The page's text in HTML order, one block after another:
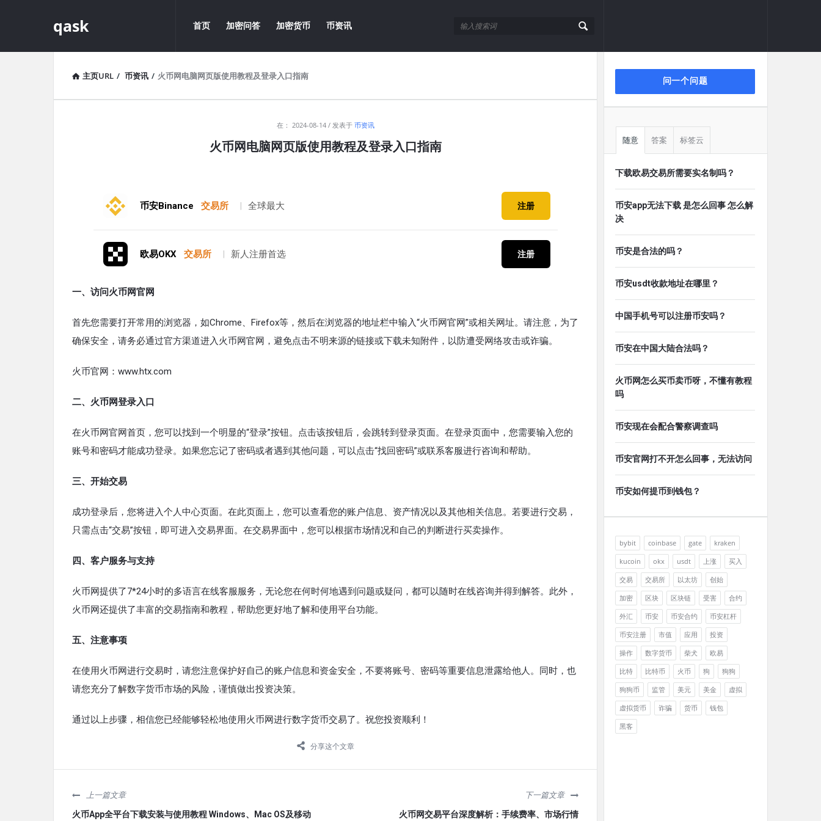
qask
导
航
首页 加密问答 加密货币 币资讯
主页URL / 币资讯 / 火币网电脑网页版使用教程及登录入口指南
在： 2024-08-14 发表于 币资讯
火币网电脑网页版使用教程及登录入口指南
币安Binance 交易所 | 全球最大 注册
欧易OKX 交易所 | 新人注册首选 注册
一、访问火币网官网
首先您需要打开常用的浏览器，如Chrome、Firefox等，然后在浏览器的地址栏中输入“火币网官网”或相关网址。请注意，为了
确保安全，请务必通过官方渠道进入火币网官网，避免点击不明来源的链接或下载未知附件，以防遭受网络攻击或诈骗。
火币官网：www.htx.com
二、火币网登录入口
在火币网官网首页，您可以找到一个明显的“登录”按钮。点击该按钮后，会跳转到登录页面。在登录页面中，您需要输入您的
账号和密码才能成功登录。如果您忘记了密码或者遇到其他问题，可以点击“找回密码”或联系客服进行咨询和帮助。
三、开始交易
成功登录后，您将进入个人中心页面。在此页面上，您可以查看您的账户信息、资产情况以及其他相关信息。若要进行交易，
只需点击“交易”按钮，即可进入交易界面。在交易界面中，您可以根据市场情况和自己的判断进行买卖操作。
四、客户服务与支持
火币网提供了7*24小时的多语言在线客服服务，无论您在何时何地遇到问题或疑问，都可以随时在线咨询并得到解答。此外，
火币网还提供了丰富的交易指南和教程，帮助您更好地了解和使用平台功能。
五、注意事项
在使用火币网进行交易时，请您注意保护好自己的账户信息和资金安全，不要将账号、密码等重要信息泄露给他人。同时，也
请您充分了解数字货币市场的风险，谨慎做出投资决策。
通过以上步骤，相信您已经能够轻松地使用火币网进行数字货币交易了。祝您投资顺利！
分享这个文章
上一篇文章
火币App全平台下载安装与使用教程 Windows、Mac OS及移动
下一篇文章
火币网交易平台深度解析：手续费率、市场行情
问一个问题
随意 答案 标签云
下载欧易交易所需要实名制吗？
币安app无法下载 是怎么回事 怎么解
决
币安是合法的吗？
币安usdt收款地址在哪里？
中国手机号可以注册币安吗？
币安在中国大陆合法吗？
火币网怎么买币卖币呀，不懂有教程
吗
币安现在会配合警察调查吗
币安官网打不开怎么回事，无法访问
币安如何提币到钱包？
bybit coinbase gate
kraken
kucoin
okx usdt 上涨
买入
交易
交易所 以太坊
创始
加密
区块 区块链 受害
合约
外汇
币安 币安合约
币安杠杆
币安注册
市值 应用
投资
操作
数字货币 柴犬
欧易
比特
比特币 火币 狗
狗狗
狗狗币
监管 美元 美金
虚拟
虚拟货币
诈骗 货币
钱包
黑客